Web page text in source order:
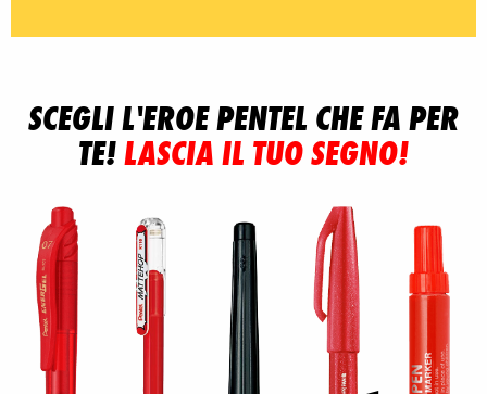
SCEGLI L'EROE PENTEL CHE FA PER
TE!LASCIA IL TUO SEGNO!